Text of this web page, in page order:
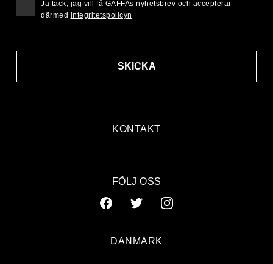
KONTAKT
SKICKA
Ja tack, jag vill få GAFFAs nyhetsbrev och accepterar
därmed integritetspolicyn
FÖLJ OSS
DANMARK